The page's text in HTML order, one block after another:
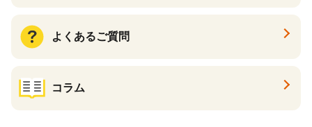
よくあるご質問
コラム